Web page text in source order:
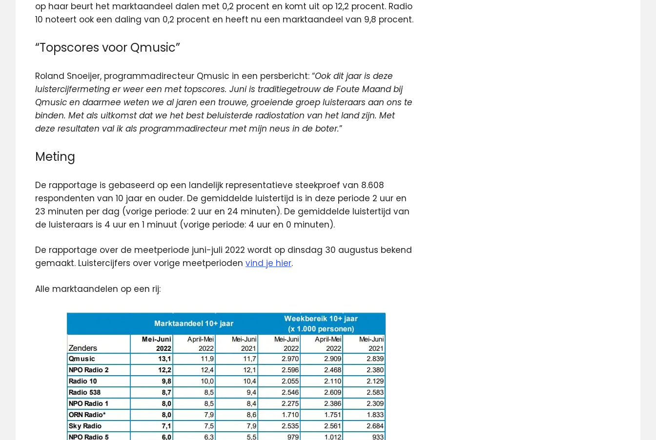
op haar beurt het marktaandeel dalen met 0,2 procent en komt uit op 12,2 procent. Radio
10 noteert ook een daling van 0,2 procent en heeft nu een marktaandeel van 9,8 procent.
“Topscores voor Qmusic”
Roland Snoeijer, programmadirecteur Qmusic in een persbericht: “Ook dit jaar is deze
luistercijfermeting er weer een met topscores. Juni is traditiegetrouw de Foute Maand bij
Qmusic en daarmee weten we al jaren een trouwe, groeiende groep luisteraars aan ons te
binden. Met als uitkomst dat we het best beluisterde radiostation van het land zijn. Met
deze resultaten val ik als programmadirecteur met mijn neus in de boter.”
Meting
De rapportage is gebaseerd op een landelijk representatieve steekproef van 8.608
respondenten van 10 jaar en ouder. De gemiddelde luistertijd is in deze periode 2 uur en
23 minuten per dag (vorige periode: 2 uur en 24 minuten). De gemiddelde luistertijd van
de luisteraars is 4 uur en 1 minuut (vorige periode: 4 uur en 0 minuten).
De rapportage over de meetperiode juni-juli 2022 wordt op dinsdag 30 augustus bekend
gemaakt. Luistercijfers over vorige meetperioden vind je hier.
Alle marktaandelen op een rij: